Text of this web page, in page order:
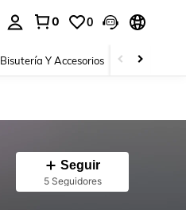
0 0
Bisutería Y Accesorios Zapatos
Seguir
5 Seguidores